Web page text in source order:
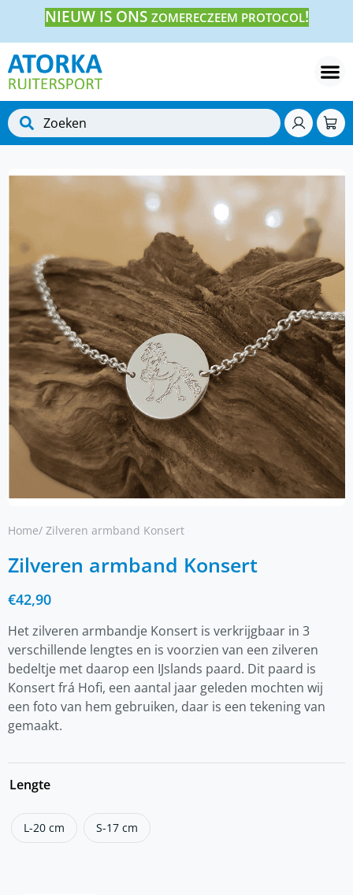
NIEUW IS ONS ZOMERECZEEM PROTOCOL!
Home/ Zilveren armband Konsert
Zilveren armband Konsert
€42,90
Het zilveren armbandje Konsert is verkrijgbaar in 3
verschillende lengtes en is voorzien van een zilveren
bedeltje met daarop een IJslands paard. Dit paard is
Konsert frá Hofi, een aantal jaar geleden mochten wij
een foto van hem gebruiken, daar is een tekening van
gemaakt.
Lengte
L-20 cm S-17 cm